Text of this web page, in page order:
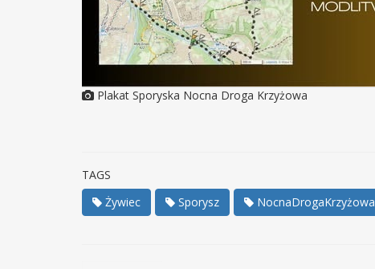
Plakat Sporyska Nocna Droga Krzyżowa
TAGS
Żywiec
Sporysz NocnaDrogaKrzyżowa